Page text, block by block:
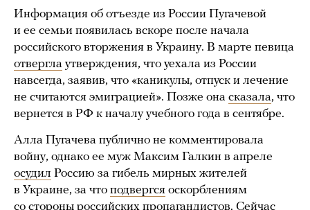
Информация об отъезде из России Пугачевой
и ее семьи появилась вскоре после начала
российского вторжения в Украину. В марте певица
отвергла утверждения, что уехала из России
навсегда, заявив, что «каникулы, отпуск и лечение
не считаются эмиграцией». Позже она сказала, что
вернется в РФ к началу учебного года в сентябре.
Алла Пугачева публично не комментировала
войну, однако ее муж Максим Галкин в апреле
осудил Россию за гибель мирных жителей
в Украине, за что подвергся оскорблениям
со стороны российских пропагандистов. Сейчас